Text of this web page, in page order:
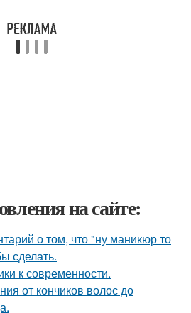
на сайте:
о том, что "ну маникюр то
сделать.
к современности.
от кончиков волос до